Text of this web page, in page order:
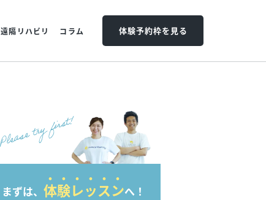
遠隔リハビリ コラム 体験予約枠を見る
まずは、 体験レッスンへ！